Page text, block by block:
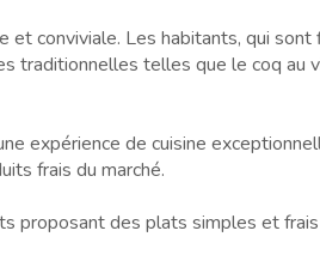
conviviale. Les habitants, qui
traditionnelles telles que le coq
expérience de cuisine
frais du marché.
des plats simples et